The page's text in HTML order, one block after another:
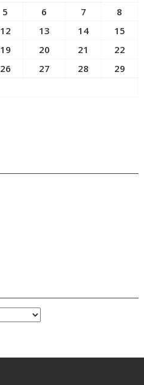
5 6 7
8
12 13 14
15
19 20 21
22
26 27 28
29